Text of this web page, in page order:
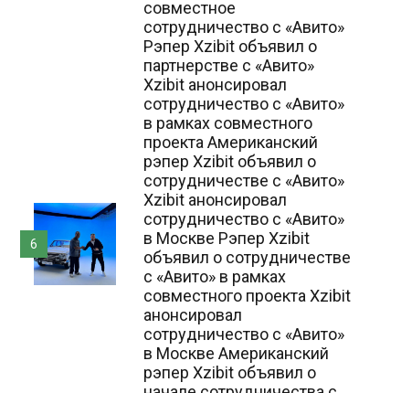
совместное
сотрудничество с «Авито»
Рэпер Xzibit объявил о
партнерстве с «Авито»
Xzibit анонсировал
сотрудничество с «Авито»
в рамках совместного
проекта Американский
рэпер Xzibit объявил о
сотрудничестве с «Авито»
Xzibit анонсировал
сотрудничество с «Авито»
в Москве Рэпер Xzibit
объявил о сотрудничестве
с «Авито» в рамках
совместного проекта Xzibit
анонсировал
сотрудничество с «Авито»
в Москве Американский
рэпер Xzibit объявил о
6